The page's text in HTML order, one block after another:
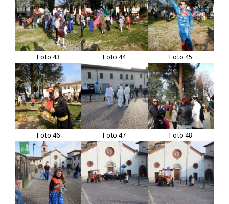
Foto 43 Foto 44 Foto 45
Foto 46 Foto 47 Foto 48